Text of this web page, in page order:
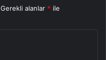
Gerekli alanlar * ile